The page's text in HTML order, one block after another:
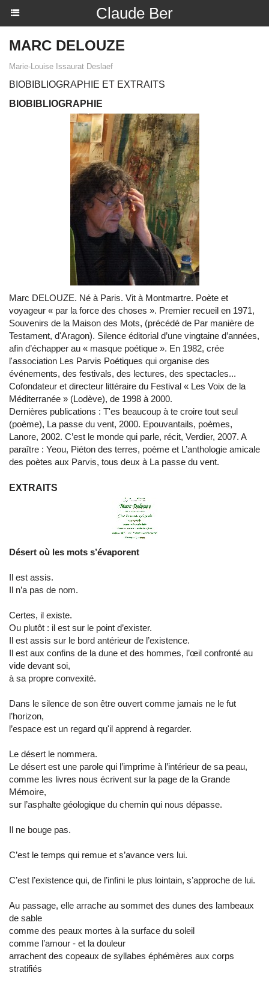
Claude Ber
MARC DELOUZE
Marie-Louise Issaurat Deslaef
BIOBIBLIOGRAPHIE ET EXTRAITS
BIOBIBLIOGRAPHIE
Marc DELOUZE. Né à Paris. Vit à Montmartre. Poète et
voyageur « par la force des choses ». Premier recueil en 1971,
Souvenirs de la Maison des Mots, (précédé de Par manière de
Testament, d'Aragon). Silence éditorial d’une vingtaine d’années,
afin d’échapper au « masque poétique ». En 1982, crée
l'association Les Parvis Poétiques qui organise des
événements, des festivals, des lectures, des spectacles...
Cofondateur et directeur littéraire du Festival « Les Voix de la
Méditerranée » (Lodève), de 1998 à 2000.
Dernières publications : T'es beaucoup à te croire tout seul
(poème), La passe du vent, 2000. Epouvantails, poèmes,
Lanore, 2002. C’est le monde qui parle, récit, Verdier, 2007. A
paraître : Yeou, Piéton des terres, poème et L’anthologie amicale
des poètes aux Parvis, tous deux à La passe du vent.
EXTRAITS
Désert où les mots s’évaporent
Il est assis.
Il n’a pas de nom.
Certes, il existe.
Ou plutôt : il est sur le point d’exister.
Il est assis sur le bord antérieur de l’existence.
Il est aux confins de la dune et des hommes, l’œil confronté au
vide devant soi,
à sa propre convexité.
Dans le silence de son être ouvert comme jamais ne le fut
l’horizon,
l’espace est un regard qu'il apprend à regarder.
Le désert le nommera.
Le désert est une parole qui l’imprime à l’intérieur de sa peau,
comme les livres nous écrivent sur la page de la Grande
Mémoire,
sur l’asphalte géologique du chemin qui nous dépasse.
Il ne bouge pas.
C’est le temps qui remue et s’avance vers lui.
C’est l’existence qui, de l’infini le plus lointain, s’approche de lui.
Au passage, elle arrache au sommet des dunes des lambeaux
de sable
comme des peaux mortes à la surface du soleil
comme l’amour - et la douleur
arrachent des copeaux de syllabes éphémères aux corps
stratifiés